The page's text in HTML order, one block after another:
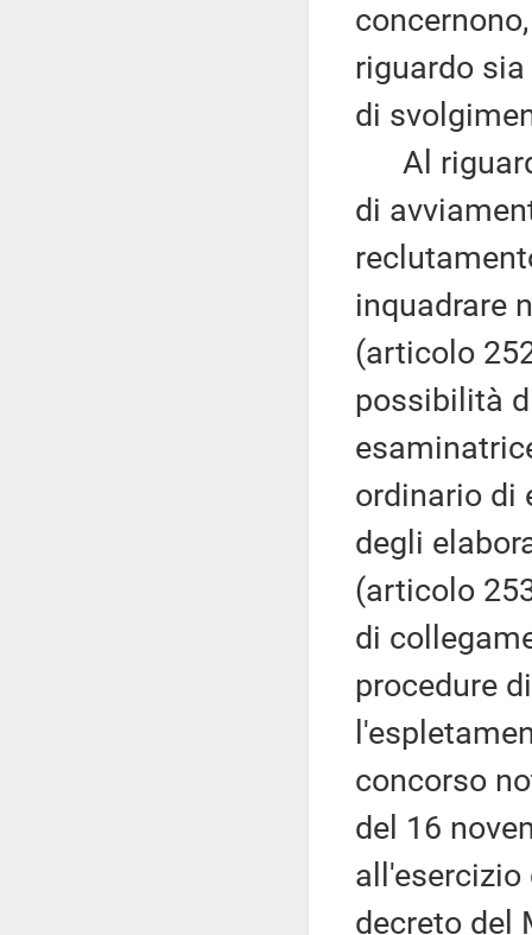
riguardo
di
Al
di
inquadrare
(articolo
possibilità
ordinario di
degli
(articolo
di
procedure
concorso
del 16
decreto del